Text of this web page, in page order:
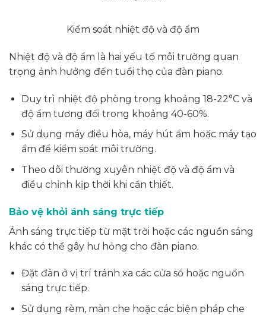
Kiểm soát nhiệt độ và độ ẩm
Nhiệt độ và độ ẩm là hai yếu tố môi trường quan
trọng ảnh hưởng đến tuổi thọ của đàn piano.
Duy trì nhiệt độ phòng trong khoảng 18-22°C và
độ ẩm tương đối trong khoảng 40-60%.
Sử dụng máy điều hòa, máy hút ẩm hoặc máy tạo
ẩm để kiểm soát môi trường.
Theo dõi thường xuyên nhiệt độ và độ ẩm và
điều chỉnh kịp thời khi cần thiết.
Bảo vệ khỏi ánh sáng trực tiếp
Ánh sáng trực tiếp từ mặt trời hoặc các nguồn sáng
khác có thể gây hư hỏng cho đàn piano.
Đặt đàn ở vị trí tránh xa các cửa sổ hoặc nguồn
sáng trực tiếp.
Sử dụng rèm, màn che hoặc các biện pháp che